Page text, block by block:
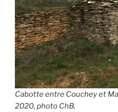
Cabotte entre Couchey et
2020, photo ChB.